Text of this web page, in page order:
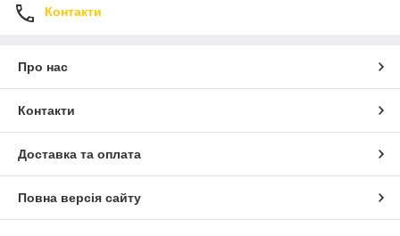
Контакти
Про нас
Контакти
Доставка та оплата
Повна версія сайту